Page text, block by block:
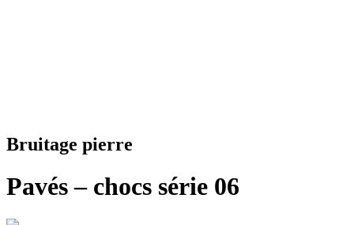
Bruitage pierre
Pavés – chocs série 06